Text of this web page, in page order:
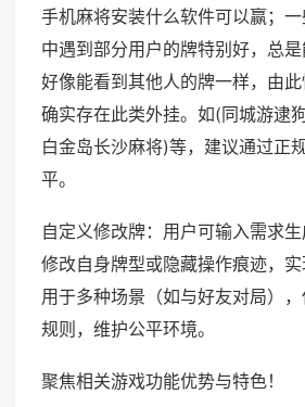
手机麻将安装什么软件可以赢；
中遇到部分用户的牌特别好，总
好像能看到其他人的牌一样，由此
确实存在此类外挂。如(同城游逮
白金岛长沙麻将)等，建议通过正
平。
自定义修改牌：用户可输入需求生
修改自身牌型或隐藏操作痕迹，实
用于多种场景（如与好友对局）
规则，维护公平环境。
聚焦相关游戏功能优势与特色！